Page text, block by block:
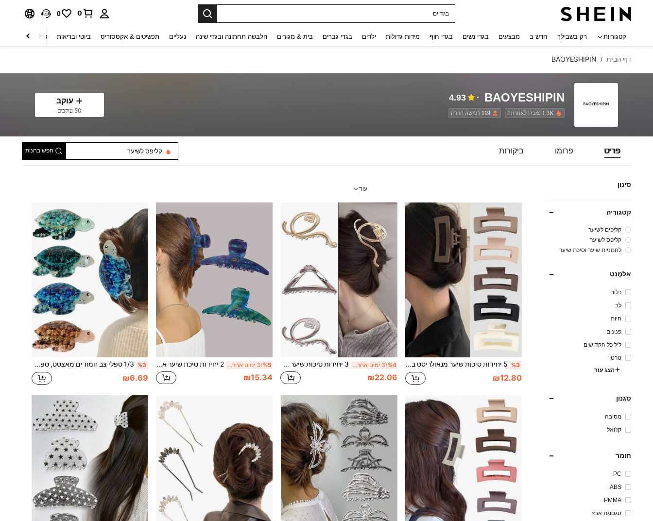
חולצות נשים
0
0
קטגוריות רק בשבילך חדש ב מבצעים בגדי נשים בגדי חוף מידות גדולות ילדים בגדי גברים בית & מגורים הלבשה תחתונה ובגדי שינה נעליים תכשיטים & אקססוריס ביוטי ובריאות טקסטיל לבית
דף הבית /
BAOYESHIPIN
BAOYESHIPIN
4.93
1.3K נמכרו לאחרונה 119 רכישה חוזרת
עוקב
50 עוקבים
פריט פרומו ביקורות קליפס לשיער חפש בחנות
סינון
קטגוריה
קליפים לשיער
קליפס לשיער
לחמניית שיער וסיכת שיער
אֵלֵמֶנט
כלום
לב
חיות
פנינים
ליל כל הקדושים
טרטן
הצג עור
סִגְנוֹן
מסיבה
קז'ואל
חומר
PC
ABS
PMMA
סגסוגת אבץ
עוד
%3 5 יחידות סיכות שיער מנאולריסט בצבעים אחידים בגימור מט, סיכות שיער חלולות פרימיום לגב הראש, רחצה, חצי אסוף, זנב סוס גבוה, סיכות קיבוע ללא סימנים, מתאימות ליציאות, ספורט, קניות, חופשה, הופעה, תה אחר הצהריים, אביזרי שיער רב-שימושיים, מתנה פרקטית ליום האהבה, חזרה לבית הספר, יום נישואין
₪12.80
%4 3 ימים אחרונים 3 יחידות סיכות שיער מסוג קליפ מעוצבות בקו משולש מינימליסטי פרימיום מסגסוגת, קליפ שיער גדול לגב הראש, לרחצה, תסרוקת אסופה, שיער נפח, חצי אסוף, זנב סוס גבוה, סיכות שיער קבועות ללא החלקה, מתאים ליציאות, ספורט, קניות, מסיבות, מפגשים, חופשות, הופעות, תה אחר הצהריים, אביזרי שיער רב-שימושיים, מתנה אידיאלית ליום האהבה, חזרה ללימודים, הלווין, קרנבל, יום הולדת
₪22.06
%5 3 ימים אחרונים 2 יחידות סיכת שיער אקרילית יוקרתית עם מעבר צבע כחול טווס, סיכת שיער אלגנטית לאחורי הראש למקלחת, סיכה, חצי אסוף, זנב סוס גבוה, סיכת שיער גדולה, קיבוע שיער חלק, מתאימה ליציאות, ספורט, קניות, מסיבות, מפגשים, הופעות, תה אחר הצהריים, אביזר שיער רב-שימושי, מתנה אידיאלית ליום האהבה, חזרה ללימודים, חג ההודיה
₪15.34
%3 1/3 ספלי צב חמודים מאצטט, ספלי שיער אלגנטיים לרחצה בחלק האחורי של הראש, ספלי שיער לחצי-אסוף וזנב סוס גבוה
₪6.69